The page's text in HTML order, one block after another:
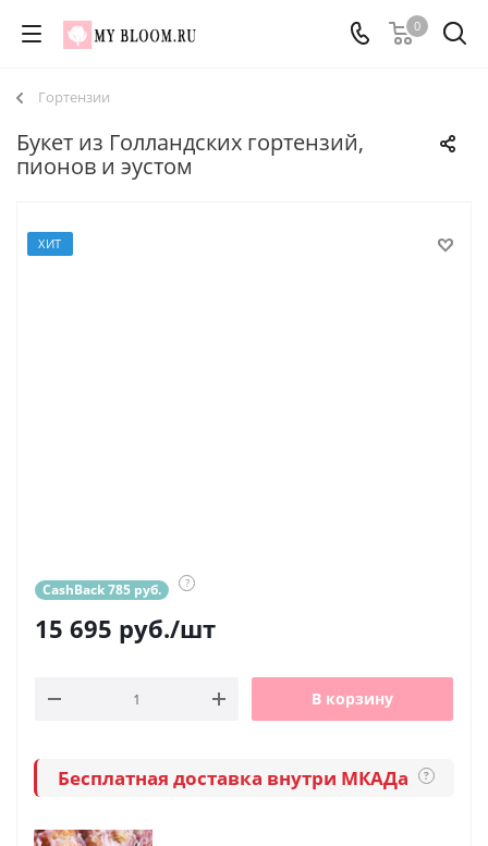
0
Гортензии
Букет из Голландских гортензий,
пионов и эустом
ХИТ
CashBack 785 руб. ?
15 695 руб./шт
В корзину
Бесплатная доставка внутри МКАДа ?